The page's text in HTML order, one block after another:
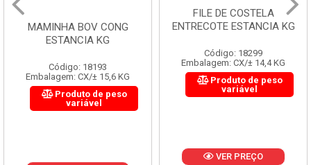
MAMINHA BOV CONG
ESTANCIA KG
Código: 18193
Embalagem: CX/± 15,6 KG
Produto de peso
variável
FILE DE COSTELA
ENTRECOTE ESTANCIA KG
Código: 18299
Embalagem: CX/± 14,4 KG
Produto de peso
variável
VER PREÇO